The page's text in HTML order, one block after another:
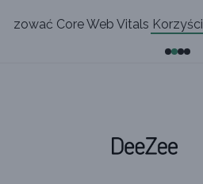
Core Web Vitals Korzyści